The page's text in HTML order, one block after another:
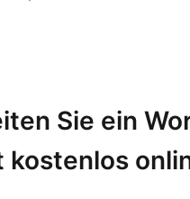
Sie ein
kostenlos